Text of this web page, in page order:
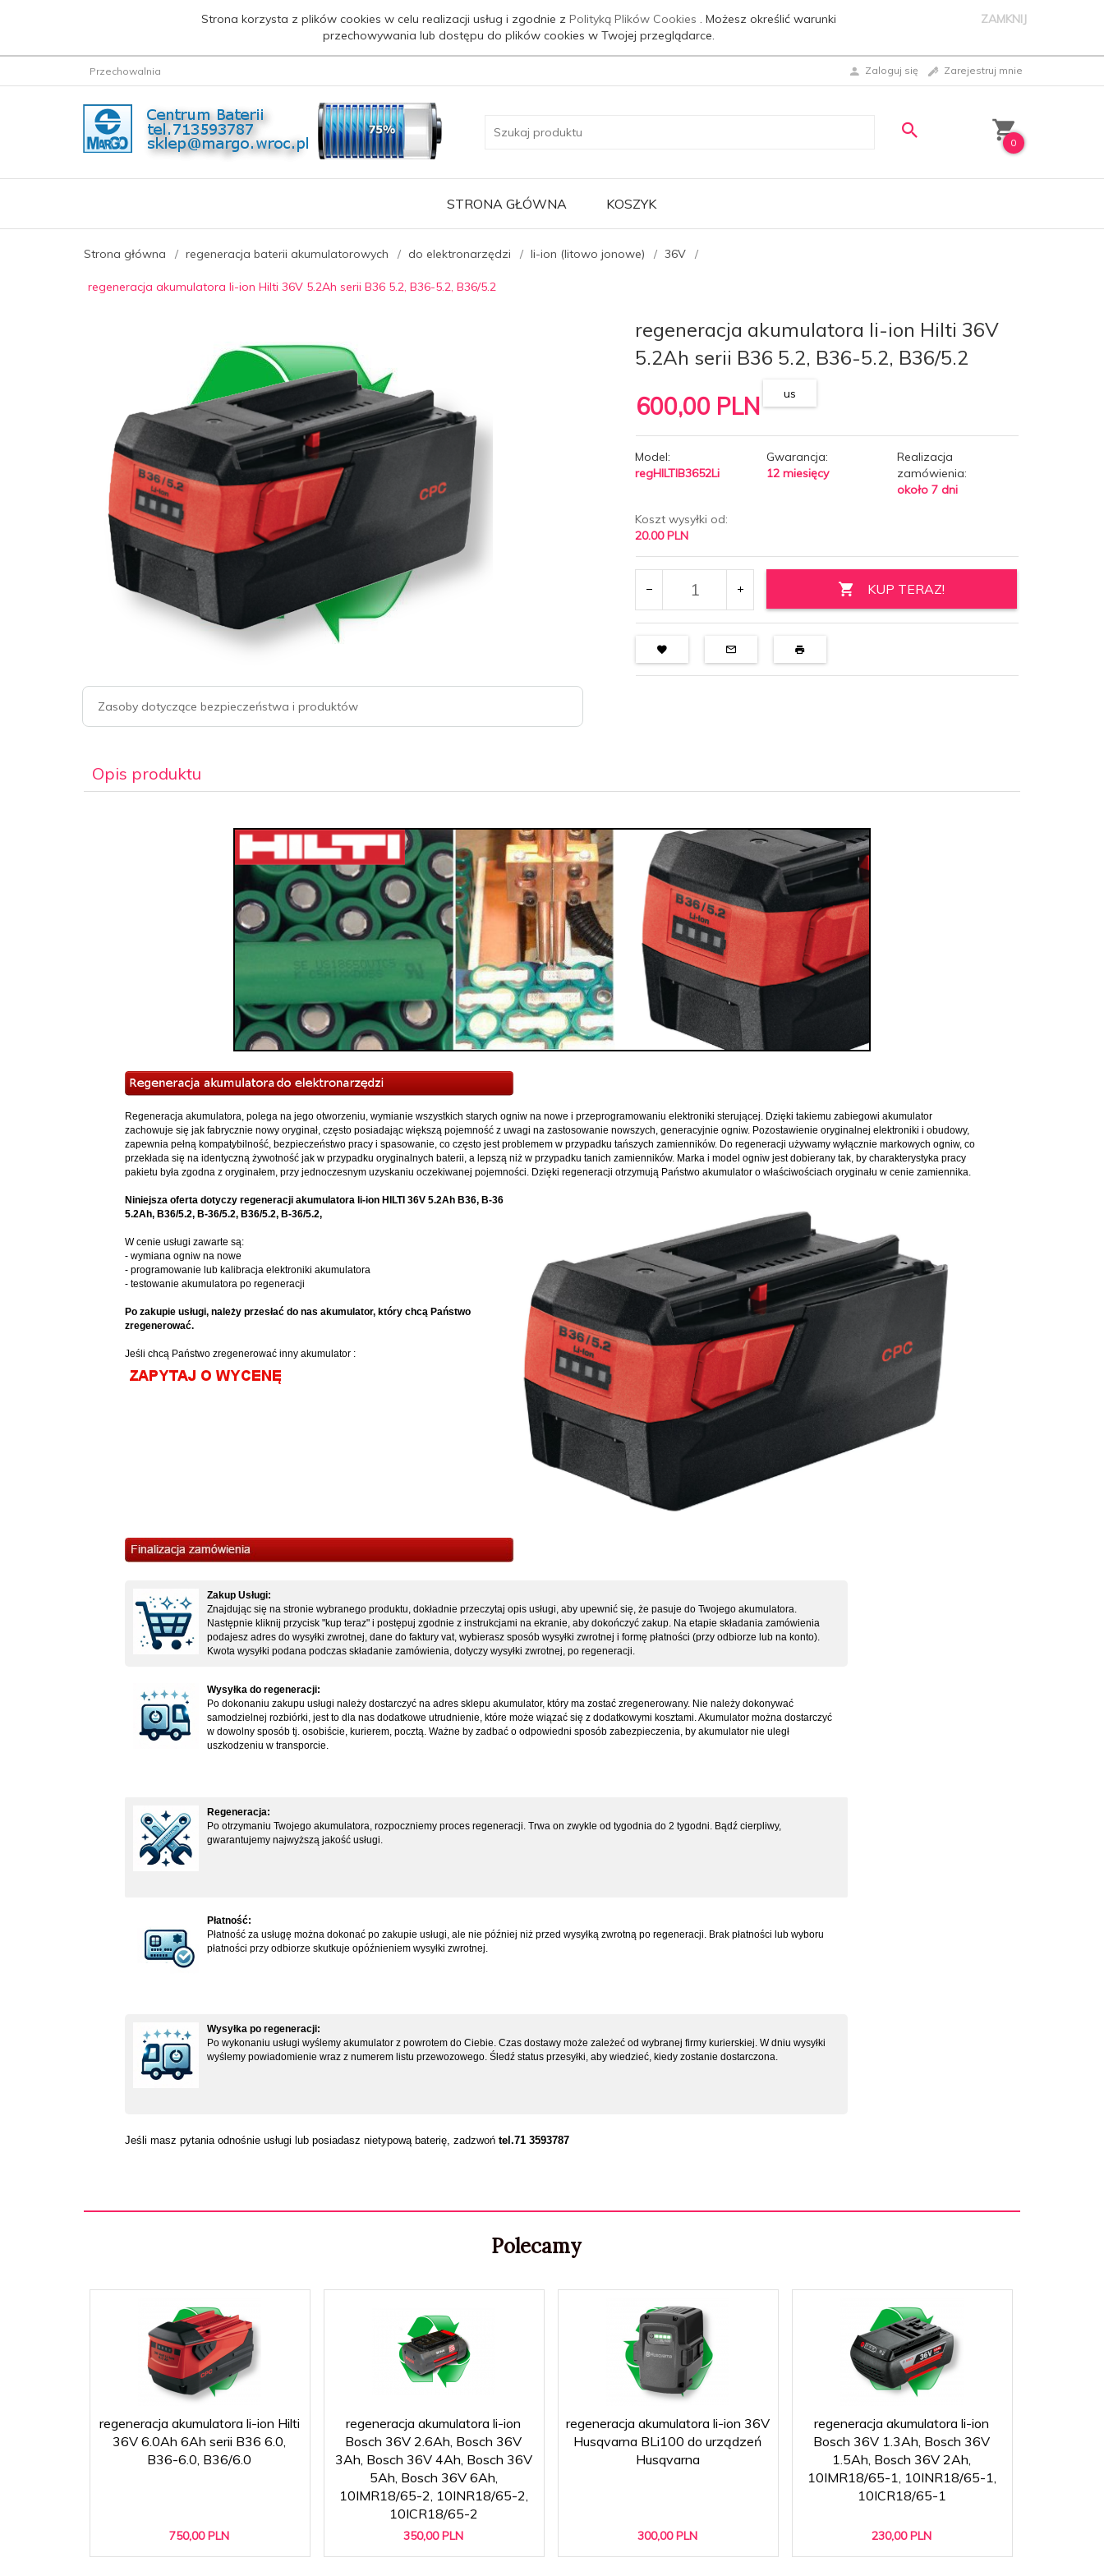
Strona korzysta z plików cookies w celu realizacji usług i zgodnie zPolityką Plików Cookies. Możesz określić warunki
przechowywania lub dostępu do plików cookies w Twojej przeglądarce.
ZAMKNIJ
Przechowalnia Zaloguj się Zarejestruj mnie
0
STRONA GŁÓWNA KOSZYK
Strona główna regeneracja baterii akumulatorowych do elektronarzędzi li-ion (litowo jonowe) 36V
regeneracja akumulatora li-ion Hilti 36V 5.2Ah serii B36 5.2, B36-5.2, B36/5.2
Zasoby dotyczące bezpieczeństwa i produktów
regeneracja akumulatora li-ion Hilti 36V
5.2Ah serii B36 5.2, B36-5.2, B36/5.2
600,00 PLN us
Model:
regHILTIB3652Li
Gwarancja:
12 miesięcy
Realizacja
zamówienia:
około 7 dni
Koszt wysyłki od:
20.00 PLN
KUP TERAZ!
Opis produktu
Regeneracja akumulatora, polega na jego otworzeniu, wymianie wszystkich starych ogniw na nowe i przeprogramowaniu elektroniki sterującej. Dzięki takiemu zabiegowi akumulator
zachowuje się jak fabrycznie nowy oryginał, często posiadając większą pojemność z uwagi na zastosowanie nowszych, generacyjnie ogniw. Pozostawienie oryginalnej elektroniki i obudowy,
zapewnia pełną kompatybilność, bezpieczeństwo pracy i spasowanie, co często jest problemem w przypadku tańszych zamienników. Do regeneracji używamy wyłącznie markowych ogniw, co
przekłada się na identyczną żywotność jak w przypadku oryginalnych baterii, a lepszą niż w przypadku tanich zamienników. Marka i model ogniw jest dobierany tak, by charakterystyka pracy
pakietu była zgodna z oryginałem, przy jednoczesnym uzyskaniu oczekiwanej pojemności. Dzięki regeneracji otrzymują Państwo akumulator o właściwościach oryginału w cenie zamiennika.
Niniejsza oferta dotyczy regeneracji akumulatora li-ion HILTI 36V 5.2Ah B36, B-36
5.2Ah, B36/5.2, B-36/5.2, B36/5.2, B-36/5.2,
W cenie usługi zawarte są:
- wymiana ogniw na nowe
- programowanie lub kalibracja elektroniki akumulatora
- testowanie akumulatora po regeneracji
Po zakupie usługi, należy przesłać do nas akumulator, który chcą Państwo
zregenerować.
Jeśli chcą Państwo zregenerować inny akumulator :
Zakup Usługi:
Znajdując się na stronie wybranego produktu, dokładnie przeczytaj opis usługi, aby upewnić się, że pasuje do Twojego akumulatora.
Następnie kliknij przycisk "kup teraz" i postępuj zgodnie z instrukcjami na ekranie, aby dokończyć zakup. Na etapie składania zamówienia
podajesz adres do wysyłki zwrotnej, dane do faktury vat, wybierasz sposób wysyłki zwrotnej i formę płatności (przy odbiorze lub na konto).
Kwota wysyłki podana podczas składanie zamówienia, dotyczy wysyłki zwrotnej, po regeneracji.
Wysyłka do regeneracji:
Po dokonaniu zakupu usługi należy dostarczyć na adres sklepu akumulator, który ma zostać zregenerowany. Nie należy dokonywać
samodzielnej rozbiórki, jest to dla nas dodatkowe utrudnienie, które może wiązać się z dodatkowymi kosztami. Akumulator można dostarczyć
w dowolny sposób tj. osobiście, kurierem, pocztą. Ważne by zadbać o odpowiedni sposób zabezpieczenia, by akumulator nie uległ
uszkodzeniu w transporcie.
Regeneracja:
Po otrzymaniu Twojego akumulatora, rozpoczniemy proces regeneracji. Trwa on zwykle od tygodnia do 2 tygodni. Bądź cierpliwy,
gwarantujemy najwyższą jakość usługi.
Płatność:
Płatność za usługę można dokonać po zakupie usługi, ale nie później niż przed wysyłką zwrotną po regeneracji. Brak płatności lub wyboru
płatności przy odbiorze skutkuje opóźnieniem wysyłki zwrotnej.
Wysyłka po regeneracji:
Po wykonaniu usługi wyślemy akumulator z powrotem do Ciebie. Czas dostawy może zależeć od wybranej firmy kurierskiej. W dniu wysyłki
wyślemy powiadomienie wraz z numerem listu przewozowego. Śledź status przesyłki, aby wiedzieć, kiedy zostanie dostarczona.
Jeśli masz pytania odnośnie usługi lub posiadasz nietypową baterię, zadzwoń tel.71 3593787
Polecamy
regeneracja akumulatora li-ion Hilti
36V 6.0Ah 6Ah serii B36 6.0,
B36-6.0, B36/6.0
750,00 PLN
regeneracja akumulatora li-ion
Bosch 36V 2.6Ah, Bosch 36V
3Ah, Bosch 36V 4Ah, Bosch 36V
5Ah, Bosch 36V 6Ah,
10IMR18/65-2, 10INR18/65-2,
10ICR18/65-2
350,00 PLN
regeneracja akumulatora li-ion 36V
Husqvarna BLi100 do urządzeń
Husqvarna
300,00 PLN
regeneracja akumulatora li-ion
Bosch 36V 1.3Ah, Bosch 36V
1.5Ah, Bosch 36V 2Ah,
10IMR18/65-1, 10INR18/65-1,
10ICR18/65-1
230,00 PLN